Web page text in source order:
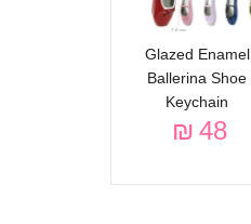
Glazed Enamel
Ballerina Shoe
Keychain
48 ₪